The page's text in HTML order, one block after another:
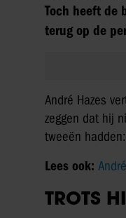
Toch heeft de
terug op de
André Hazes
zeggen dat hij
tweeën
Lees ook:
TROTS